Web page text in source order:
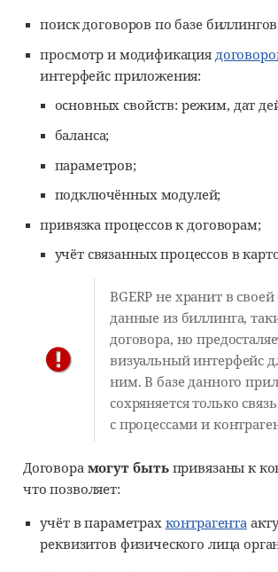
поиск договоров по базе
просмотр и модификация
интерфейс приложения:
основных свойств: режим, дат
баланса;
параметров;
подключённых модулей;
привязка процессов к договорам;
учёт связанных процессов в
BGERP не хранит в своей
данные из биллинга,
договора, но
визуальный интерфейс
ним. В базе данного
сохряняется только
с процессами и
Договора могут бытьпривязаны к
что позволяет:
учёт в параметрах контрагента
реквизитов физического лица